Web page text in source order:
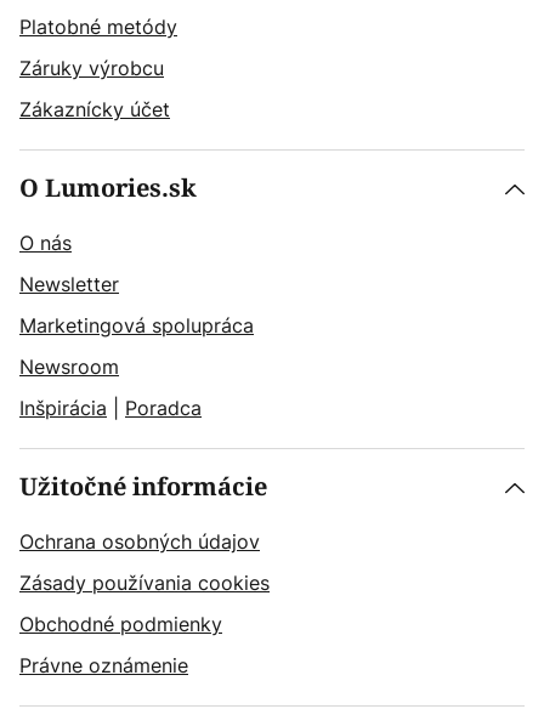
Platobné metódy
Záruky výrobcu
Zákaznícky účet
O Lumories.sk
O nás
Newsletter
Marketingová spolupráca
Newsroom
Inšpirácia
Poradca
Užitočné informácie
Ochrana osobných údajov
Zásady používania cookies
Obchodné podmienky
Právne oznámenie